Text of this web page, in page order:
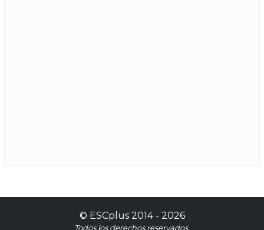
© ESCplus2014 - 2026
Todos los derechos reservados.